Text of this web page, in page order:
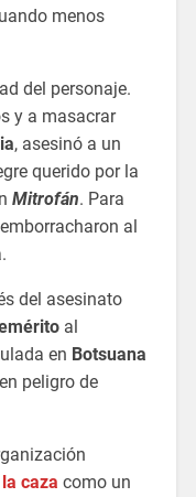
menos
del personaje.
y a masacrar
, asesinó a un
querido por la
Mitrofán. Para
emborracharon al
del asesinato
al
en Botsuana
peligro de
caza como un